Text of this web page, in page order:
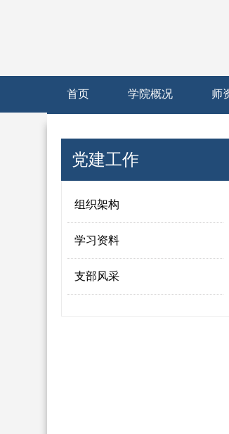
首页 学院概况 师
党建工作
组织架构
学习资料
支部风采